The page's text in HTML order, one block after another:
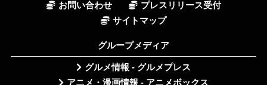
お問い合わせ
プレスリリース受付
サイトマップ
グループメディア
グルメ情報 - グルメプレス
アニメ・漫画情報 - アニメボックス